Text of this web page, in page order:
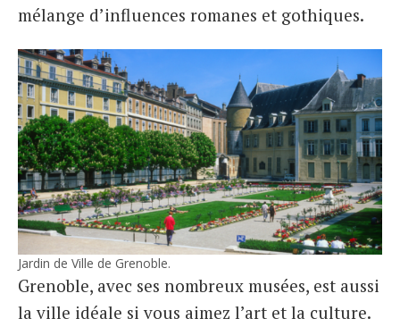
mélange d’influences romanes et gothiques.
Jardin de Ville de Grenoble.
Grenoble, avec ses nombreux musées, est aussi
la ville idéale si vous aimez l’art et la culture.